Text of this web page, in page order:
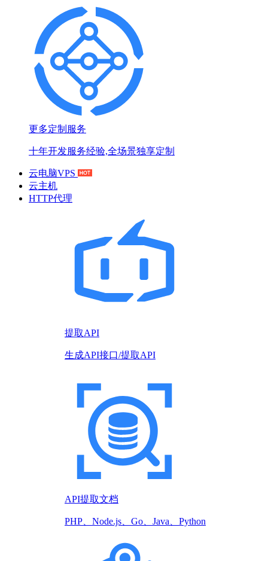
更多定制服务
十年开发服务经验,全场景独享定制
云电脑VPS
云主机
HTTP代理
提取API
生成API接口/提取API
API提取文档
PHP、Node.js、Go、Java、Python